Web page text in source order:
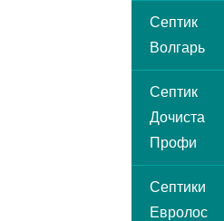
Септик
Волгарь
Септик
Дочиста
Профи
Септики
Евролос